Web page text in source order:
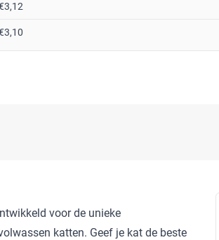
voor de unieke
katten. Geef je kat de beste